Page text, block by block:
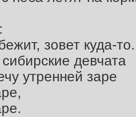
зовет куда-
девчата
утренней заре